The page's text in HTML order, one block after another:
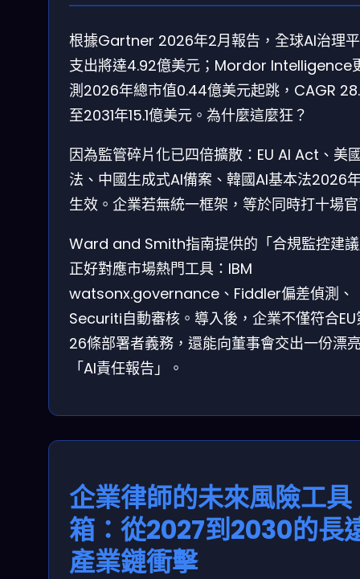
根據Gartner 2026年2月報告，全球AI治理
支出將達4.92億美元；Mordor Intelligence
測2026年總市值0.44億美元起跳，CAGR
至2031年15.1億美元。為什麼這麼狂？
因為監管碎片化已四倍擴散：EU AI Act、美
法、中國生成式AI備案、韓國AI基本法2026
生效。企業若無統一框架，等於同時打十場
Ward and Smith指南提供的「合規監控建
正好對應市場熱門工具：IBM
watsonx.governance、Fiddler偏差偵測、
Securiti自動審核。導入後，企業不僅符合EU
26條部署者義務，還能向董事會交出一份漂
「AI責任報告」。
企業律師的未來風險工具
箱：從2027到2030的長
產業鏈衝擊